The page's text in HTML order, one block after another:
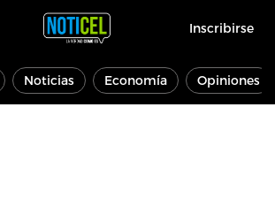
Inscribirse
Noticias Economía Opiniones